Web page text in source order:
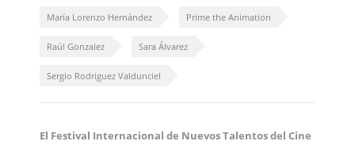
María Lorenzo Hernández Prime the Animation
Raúl Gonzalez Sara Álvarez
Sergio Rodriguez Valdunciel
El Festival Internacional de Nuevos Talentos del Cine